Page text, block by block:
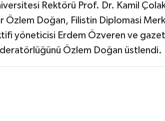
Rektörü Prof. Dr. Kamil
Özlem Doğan, Filistin Diplomasi
yöneticisi Erdem Özveren ve
Özlem Doğan üstlendi.